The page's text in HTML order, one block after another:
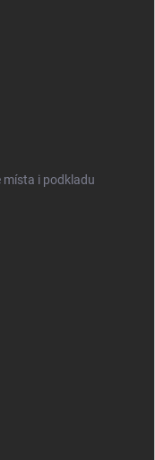
místa i podkladu